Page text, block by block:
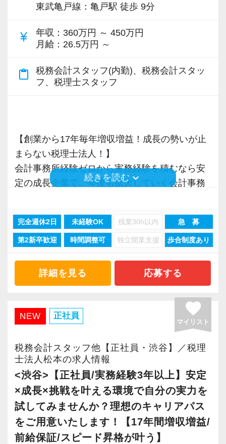
最新の税務・会計サービスを提供しています。
現時点で深い知識や経験をお持ちでなくても安
心してください！
会計の知識を得られるようフォロー体制はバッ
チリです。
入社してからのステップアッププランを準備し
ています。あなたの成長にあわせてステップア
ップしていきましょう。
先輩が担当しているお客様の月次試算表を作成
しながら少しずつレベルアップしていきましょ
う。実際の数字に触れながら業務に取り組んで
頂くことで、より理解と知識が深まります！
そろそろ入力業務に慣れてきますので、本人の
希望に応じて決算業務、年末調整業務、確定申
告業務にもチャレンジして頂けます。先輩スタ
ッフがサポートしますので、安心して税務・会
計の業務を一通り覚えられます！
▽ステップ3(4ヶ月目〜)
一通りの業務を覚えたら、自分自身で決算を行
って頂きます。決算書が出来ましたら、先輩ス
タッフ・オフィス責任者からのチェックと国税
お客様から「こうしたい」という理想をいただ
いたら、それを一緒になって実現するために大
きく力を発揮できる存在でありたいと考えてい
いった私たちの姿勢がお客様から評価されてい
るからだと自負しています。
を獲得していきます。
お客様から信頼され、心の通ったサービスを提
供する真の「税務プロフェッショナル」として
の道を私たちと一緒に歩んでみませんか？
【目指すは“大家族のような会社”明るく楽しく一
緒に働ける方を求めています】
「こんな明るい事務所ははじめて」と言われる
ほど、仲が良くて明るいのが当社の特徴です。
実践型インターンは成⻑性を重視していて、や
将来会計事務所で活躍したい熱い想いのある
【実務型研修・教育制度充実！学生の間に、こ
れからの会計業界で生き残るために必要な専門
性を磨けます】
会計業界はいずれコンピューターやAIに取って
変わられる職業と言われています。
その中で生き残るためにできることはコンピュ
各オフィスに国税OB税理士が在籍しているの
応、給付金のサポート、補助金のサポートなど
お手伝いできる業務は数多く存在しています。
また、職場環境の改善に積極的に取り組む企業
に対して認証される「社労士診断認証制度」を
取得しました。
施企業」の認定を受け、今後も社員が働きやす
い環境づくりを積極的に推進していきます。
長く安心して働ける環境を用意してお待ちして
ませんか？
昨年2022年12月にオープンした新しいオフィス
柏駅東口から徒歩4分のアクセスで、地場のお客
様が多いという特徴があります。
現在は増員にも力を入れ拡大を続けているた
め、今後はさらなる新規のお客様獲得に向けた
戦略も行っていきます。
20代～30代の若手メンバーが中心となって運営
しており、とても勢いと活気のあるオフィスで
東武亀戸線：亀戸駅 徒歩 9分
currency_yen 年収 ：360万円 ～ 450万円
月給 ：26.5万円 ～
content_paste
税務会計スタッフ(内勤)、税務会計スタッ
フ、税理士スタッフ
【創業から17年毎年増収増益！成長の勢いが止
まらない税理士法人！】
会計事務所経験ゼロから実務経験を積むなら安
定の成長企業で、今後も拡大していく会計事務
現在当社では「渋谷」「新宿」「錦糸町」
「柏」「横浜」「大阪」の６拠点を展開してい
2021年6月に「渋谷オフィス」を新設し、その
後「新宿オフィス」「大阪オフィス」「錦糸町
さらに2022年12月には「柏オフィス」を開設
し、2025年には大阪オフィスを増床するなど、
事業拡大を続けています。
安定性抜群の環境で自己成長を実現できます。
社員の持つ「やる・やりたい」という気持ちを
大事にしているため、資格を持っていなくて
も、スピーディーなキャリアアップが可能で
す！
続きを読む keyboard_arrow_down
完全週休2日 未経験OK 残業30h以内 急 募
第2新卒歓迎 時間調整可 独立開業支援 歩合制度あり
詳細を見る 応募する
NEW 正社員 favorite
マイリスト
税務会計スタッフ他【正社員・渋谷】／税理
士法人松本の求人情報
<渋谷>【正社員/実務経験3年以上】安定
×成長×挑戦を叶える環境で自分の実力を
試してみませんか？理想のキャリアパス
をご用意いたします！【17年間増収増益/
前給保証/スピード昇格が叶う】